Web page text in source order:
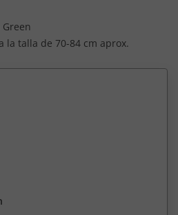
Green
la talla de 70-84 cm aprox.